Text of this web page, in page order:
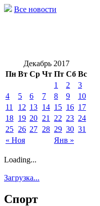
Все новости
Декабрь 2017
Пн Вт Ср Чт Пт Сб Вс
« Ноя Янв »
1 2
3
4
5 6 7 8 9
10
11
12 13 14 15 16 17
18 19 20 21 22 23 24
25 26 27 28 29 30 31
Loading...
Загрузка...
Спорт